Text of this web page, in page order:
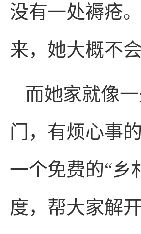
没有一处褥疮
来，她大概不
而她家就像
门，有烦心事
一个免费的“乡
度，帮大家解